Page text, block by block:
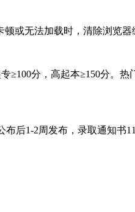
无法加载时，清除浏览器
分，高起本≥150分。热
1-2周发布，录取通知书11